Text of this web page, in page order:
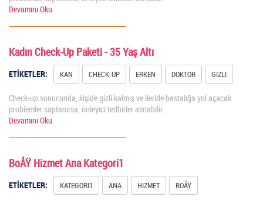
Devamını Oku
Kadın Check-Up Paketi - 35 Yaş Altı
ETİKETLER: KAN CHECK-UP ERKEN DOKTOR GIZLI
Check-up sonucunda, kişide gizli kalmış ve ileride hastalığa yol açacak
problemler saptanırsa, önleyici tedbirler alınabilir.
Devamını Oku
BoÅŸ Hizmet Ana Kategori1
ETİKETLER: KATEGORI1 ANA HIZMET BOÅŸ